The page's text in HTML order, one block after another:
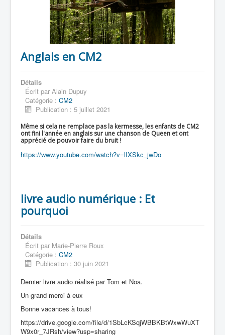
Anglais en CM2
Détails
Écrit par Alain Dupuy
Catégorie : CM2
Publication : 5 juillet 2021
Même si cela ne remplace pas la kermesse, les enfants de CM2
ont fini l'année en anglais sur une chanson de Queen et ont
apprécié de pouvoir faire du bruit !
https://www.youtube.com/watch?v=lIXSkc_jwDo
livre audio numérique : Et
pourquoi
Détails
Écrit par Marie-Pierre Roux
Catégorie : CM2
Publication : 30 juin 2021
Dernier livre audio réalisé par Tom et Noa.
Un grand merci à eux
Bonne vacances à tous!
https://drive.google.com/file/d/1SbLcKSqjWBBKBtWxwWuXT
W9x0r_7JRsh/view?usp=sharing